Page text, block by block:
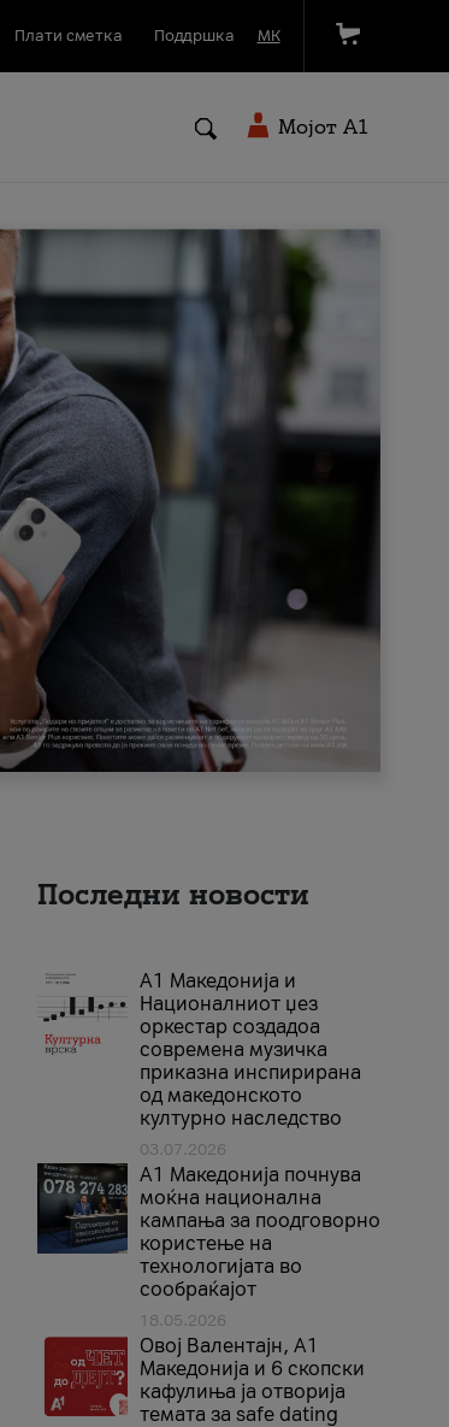
Плати сметка Поддршка МК
Мојот A1
Последни новости
А1 Македонија и
Националниот џез
оркестар создадоа
современа музичка
приказна инспирирана
од македонското
културно наследство
03.07.2026
A1 Македонија почнува
моќна национална
кампања за поодговорно
користење на
технологијата во
сообраќајот
18.05.2026
Овој Валентајн, A1
Македонија и 6 скопски
кафулиња ја отворија
темата за safe dating